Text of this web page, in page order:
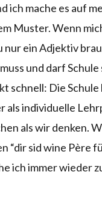
ich mache es auf
Muster. Wenn
nur ein Adjektiv
und darf
schnell: Die
als individuelle
als wir denken.
“dir sid wine Père
ich immer wieder